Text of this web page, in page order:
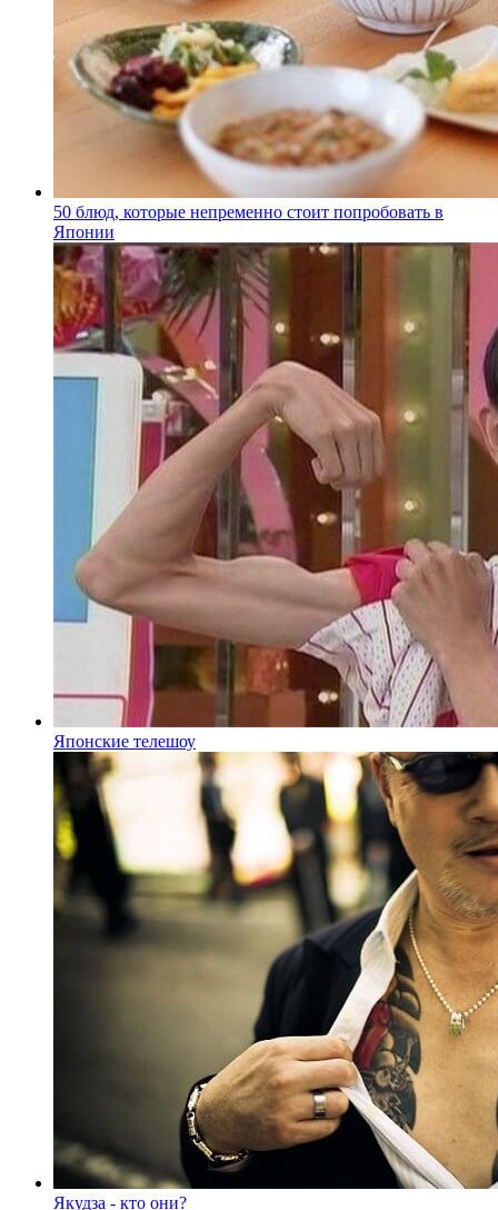
50 блюд, которые непременно стоит попробовать в
Японии
Японские телешоу
Якудза - кто они?